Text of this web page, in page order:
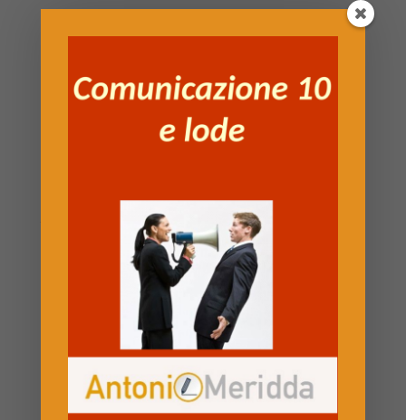
e
problema dell’uomo è trovare le calze nel cassetto o il
latte nel frigo, il problema della donna è vivere con
uomini incapaci di trovare queste cose.
trova davanti a qualcuno armato di mitragliatore conta
ben poco – e con i nuovi mezzi di comunicazione la
connessione con gli altri è fondamentale, e in questo
gli uomini sono semplicemente sprovvisti delle giuste
Il cervello maschile non è fatto per comunicare tanto
bene quanto quello femminile. Le statistiche su
dislessia e balbuzie lo dicono molto evidentemente: su
100 persone affette da questi due disturbi, circa il 90%
è maschile. Questo perché nella donna i due emisferi